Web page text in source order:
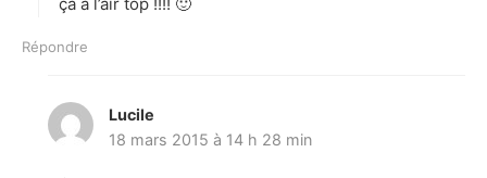
Répondre
Lucile
i
18 mars 2015 à 14 h 28 min